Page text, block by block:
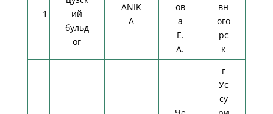
1
ий
бульд
ог
ANIK
A
ов
а
Е.
А.
вн
ого
рс
к
г
Ус
су